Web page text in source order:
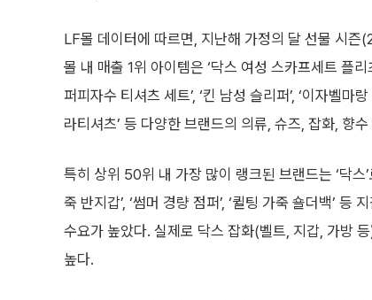
LF몰 데이터에 따르면, 지난해 가정의 달 선물 시
몰 내 매출 1위 아이템은 ‘닥스 여성 스카프세트 플
퍼피자수 티셔츠 세트’, ‘킨 남성 슬리퍼’, ‘이자벨마
라티셔츠’ 등 다양한 브랜드의 의류, 슈즈, 잡화, 향
특히 상위 50위 내 가장 많이 랭크된 브랜드는 ‘닥
죽 반지갑’, ‘썸머 경량 점퍼’, ‘퀼팅 가죽 숄더백’
수요가 높았다. 실제로 닥스 잡화(벨트, 지갑, 가방
높다.